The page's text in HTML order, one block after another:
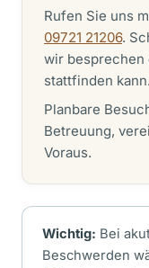
Rufen Sie uns
09721 21206.
wir besprechen
stattfinden kann.
Planbare
Betreuung,
Voraus.
Wichtig: Bei
Beschwerden